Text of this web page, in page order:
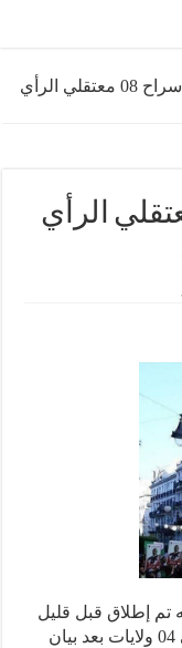
عاجل: إطلاق سراح 08 معتقلي الرأي
08 معتقلي الرأي
قبل قليل
سراح 08 معتقلي الرأي في 04 ولايات بعد بيان